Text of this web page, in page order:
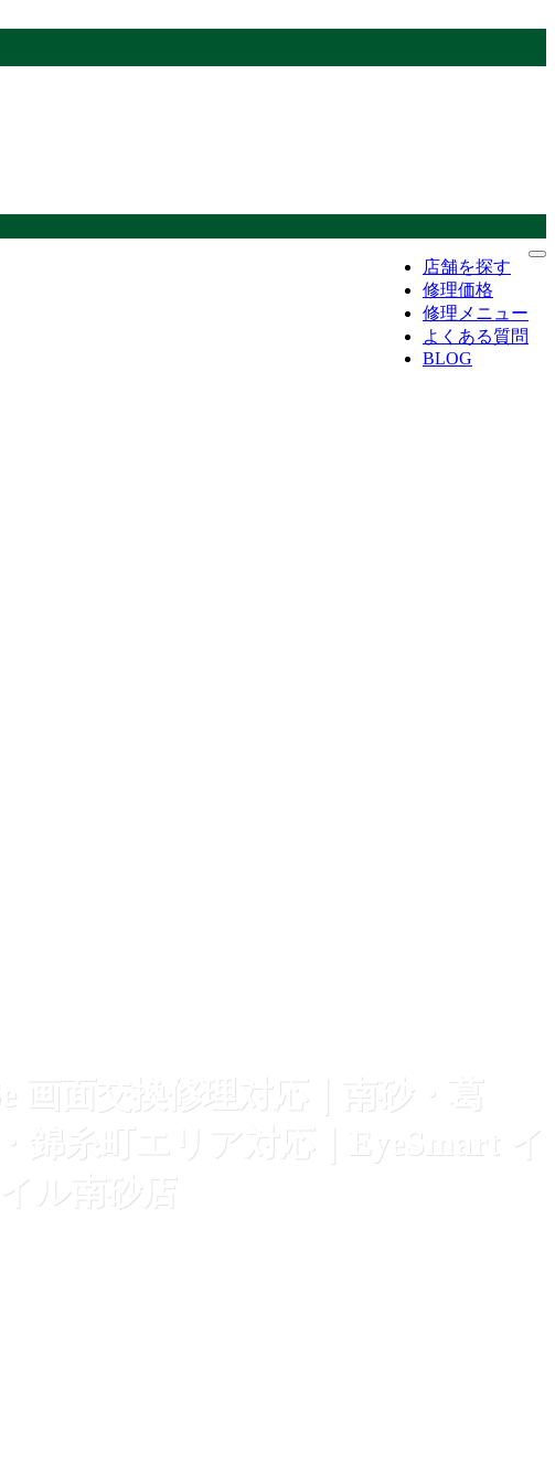
店舗を探す
修理価格
修理メニュー
よくある質問
BLOG
画面交換修理対応｜南砂・葛
錦糸町エリア対応｜EyeSmart イ
ル南砂店